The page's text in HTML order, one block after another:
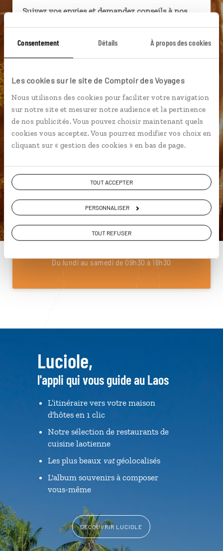
Consentement Détails À propos des cookies
Les cookies sur le site de Comptoir des Voyages
Nous utilisons des cookies pour faciliter votre navigation
sur notre site et mesurer notre audience et la pertinence
de nos publicités. Vous pouvez choisir maintenant quels
cookies vous acceptez. Vous pourrez modifier vos choix en
cliquant sur « gestion des cookies » en bas de page.
TOUT ACCEPTER
PERSONNALISER
TOUT REFUSER
Suivez vos envies et demandez conseils à nos
Ils sauront organiser votre itinéraire au plus
près de vos envies et de la réalité du pays.
connectés en agence, mais aussi par email ou
téléphone.
Vous gardez le même interlocuteur avant,
pendant et après votre voyage.
DEMANDER UN DEVIS
ou
Construisez votre voyage avec un spécialiste Laos
01 86 95 65 30
Du lundi au samedi de 09h30 à 18h30
Luciole,
l'appli qui vous guide au Laos
L’itinéraire vers votre maison
d'hôtes en 1 clic
Notre sélection de restaurants de
cuisine laotienne
Les plus beaux vatgéolocalisés
L'album souvenirs à composer
vous-même
DÉCOUVRIR LUCIOLE